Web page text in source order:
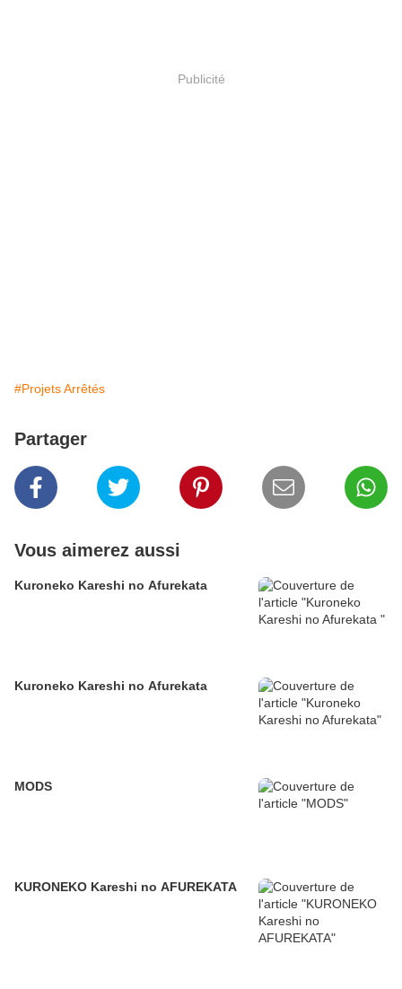
Publicité
#Projets Arrêtés
Partager
Vous aimerez aussi
Kuroneko Kareshi no Afurekata
Kuroneko Kareshi no Afurekata
MODS
KURONEKO Kareshi no AFUREKATA